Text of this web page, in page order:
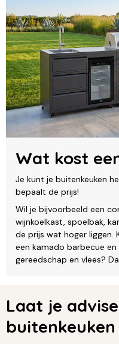
Wat kost
Je kunt je buitenkeuken
bepaalt de prijs!
Wil je bijvoorbeeld een
wijnkoelkast, spoelbak,
de prijs wat hoger liggen.
een kamado barbecue
gereedschap en vlees?
Laat je
buitenkeuken